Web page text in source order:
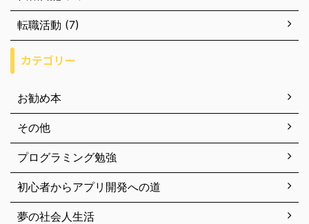
転職活動 (7)
カテゴリー
お勧め本
その他
プログラミング勉強
初心者からアプリ開発への道
夢の社会人生活